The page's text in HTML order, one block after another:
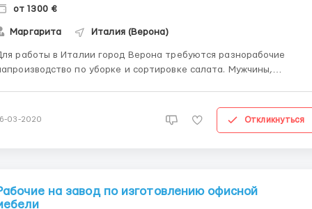
от 1300 €
Маргарита Италия (Верона)
работы в Италии город Верона требуются разнорабочие
по уборке и сортировке салата. Мужчины,
трудоустройство по контракту, контракт
03-2020 Откликнуться
на завод по изготовлению офисной